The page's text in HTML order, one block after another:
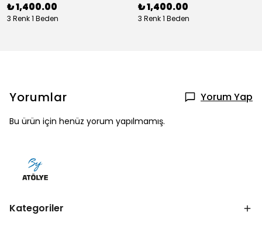
₺ 1,400.00
3 Renk 1 Beden
₺ 1,400.00
3 Renk 1 Beden
Yorumlar Yorum Yap
Bu ürün için henüz yorum yapılmamış.
Kategoriler